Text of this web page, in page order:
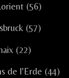
(56)
(57)
(22)
de l'Erde (44)